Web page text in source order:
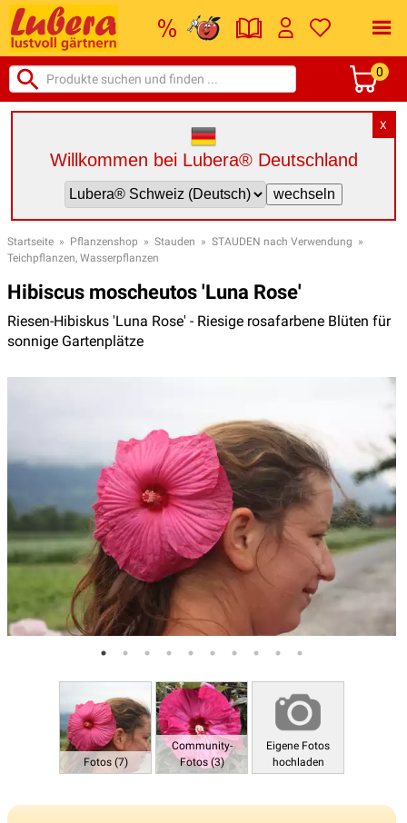
0
X
Willkommen bei Lubera® Deutschland
Startseite » Pflanzenshop » Stauden » STAUDEN nach Verwendung »
Teichpflanzen, Wasserpflanzen
Hibiscus moscheutos 'Luna Rose'
Riesen-Hibiskus 'Luna Rose' - Riesige rosafarbene Blüten für
sonnige Gartenplätze
Fotos (7)
Community-
Fotos (3)
Eigene Fotos
hochladen